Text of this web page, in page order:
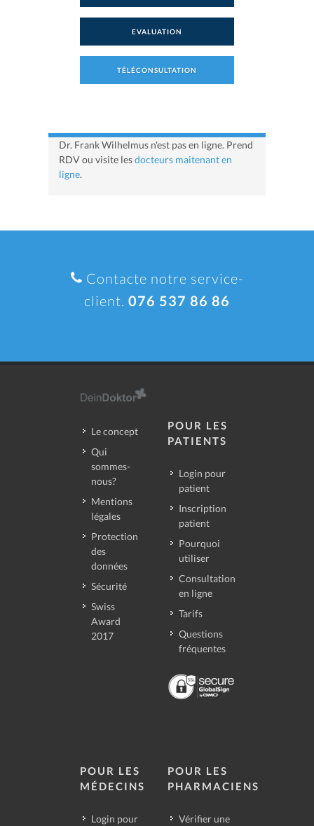
EVALUATION
TÉLÉCONSULTATION
Dr. Frank Wilhelmus n'est pas en ligne. Prend
RDV ou visite lesdocteurs maitenant en
ligne.
Contacte notre service-
client. 076 537 86 86
Le concept
Qui
sommes-
nous?
Mentions
légales
Protection
des
données
Sécurité
Swiss
Award
2017
POUR LES
PATIENTS
Login pour
patient
Inscription
patient
Pourquoi
utiliser
Consultation
en ligne
Tarifs
Questions
fréquentes
POUR LES
MÉDECINS
Login pour
POUR LES
PHARMACIENS
Vérifier une